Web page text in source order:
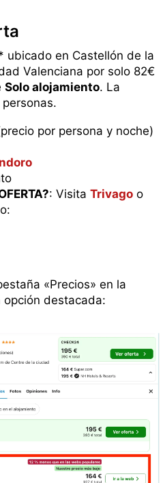
ubicado en Castellón de la
Valenciana por solo 82€
Solo alojamiento. La
por persona y noche)
: Visita Trivago o
«Precios» en la
opción destacada: